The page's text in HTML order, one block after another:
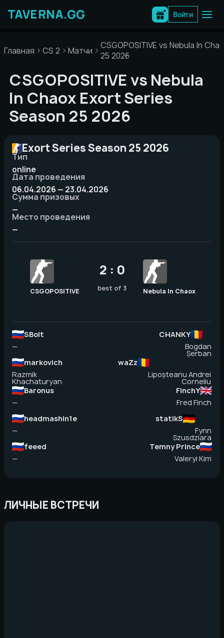
содержимому
Войти
Главная CS 2 Матчи
CSGOPOSITIVE vs Nebula In
25 2026
CSGOPOSITIVE vs Nebula
In Chaox Exort Series
Season 25 2026
Exort Series Season 25 2026
Тип
online
Дата проведения
06.04.2026 — 23.04.2026
Сумма призовых
—
Место проведения
—
SBolt
—
markovich
Razmik
Khachaturyan
Baronus
—
headmashin1e
—
feeed
—
CSGOPOSITIVE
2 : 0
best of 3 Nebula In Chaox
CHANKY
Bogdan
Șerban
waZz
Lipoșteanu Andrei
Corneliu
FinchY
Fred Finch
statikS
Fynn
Szusdziara
Temny Prince
Valeryi Kim
ЛИЧНЫЕ ВСТРЕЧИ